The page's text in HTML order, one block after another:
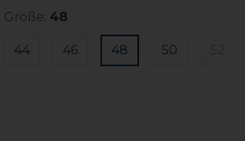
Größe: 48
44 46 48 50